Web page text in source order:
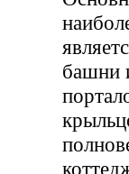
башни